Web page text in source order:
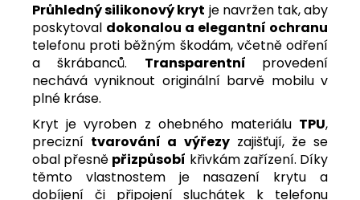
Průhledný silikonový kryt je navržen tak, aby
poskytoval dokonalou a elegantní ochranu
telefonu proti běžným škodám, včetně odření
a škrábanců. Transparentní provedení
nechává vyniknout originální barvě mobilu v
plné kráse.
Kryt je vyroben z ohebného materiálu TPU,
precizní tvarování a výřezyzajišťují, že se
obal přesně přizpůsobí křivkám zařízení. Díky
těmto vlastnostem je nasazení krytu a
dobíjení či připojení sluchátek k telefonu